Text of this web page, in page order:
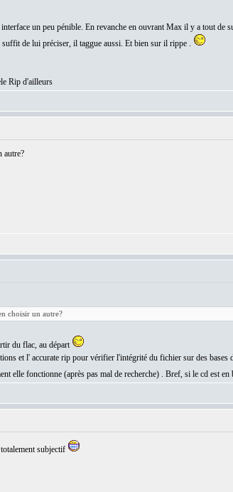
un peu pénible. En revanche en ouvrant Max il y a tout de
de lui préciser, il taggue aussi. Et bien sur il rippe .
Rip d'ailleurs
autre?
choisir un autre?
du flac, au départ
et l' accurate rip pour vérifier l'intégrité du fichier sur des bases
elle fonctionne (après pas mal de recherche) . Bref, si le cd est
subjectif